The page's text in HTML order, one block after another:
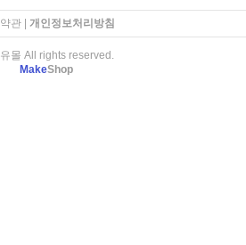
관| 개인정보처리방침
몰 All rights reserved.
MakeShop